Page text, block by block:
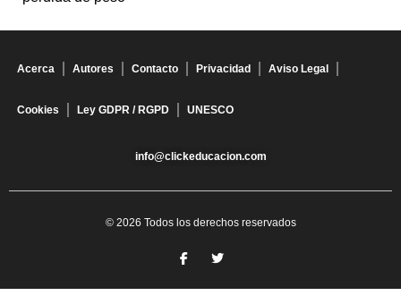
Acerca Autores Contacto Privacidad Aviso Legal
Cookies Ley GDPR / RGPD UNESCO
info@clickeducacion.com
© 2026 Todos los derechos reservados